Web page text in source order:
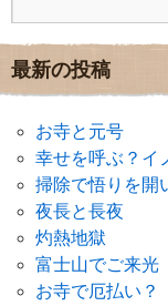
最新の投稿
お寺と元号
幸せを呼ぶ？イ
掃除で悟りを開
夜長と長夜
灼熱地獄
富士山でご来光
お寺で厄払い？